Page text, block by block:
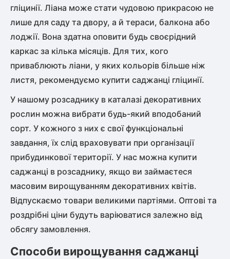
гліцинії. Ліана може стати чудовою прикрасою не
лише для саду та двору, а й тераси, балкона або
лоджії. Вона здатна оповити будь своєрідний
каркас за кілька місяців. Для тих, кого
приваблюють ліани, у яких кольорів більше ніж
листя, рекомендуємо купити саджанці гліцинії.
У нашому розсаднику в каталазі декоративних
рослин можна вибрати будь-який вподобаний
сорт. У кожного з них є свої функціональні
завдання, їх слід враховувати при організації
прибудинкової території. У нас можна купити
саджанці в розсаднику, якщо ви займаєтеся
масовим вирощуванням декоративних квітів.
Відпускаємо товари великими партіями. Оптові та
роздрібні ціни будуть варіюватися залежно від
обсягу замовлення.
Способи вирощування саджанці